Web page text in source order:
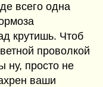
всего одна
крутишь. Чтоб
проволкой
ну, просто не
ваши